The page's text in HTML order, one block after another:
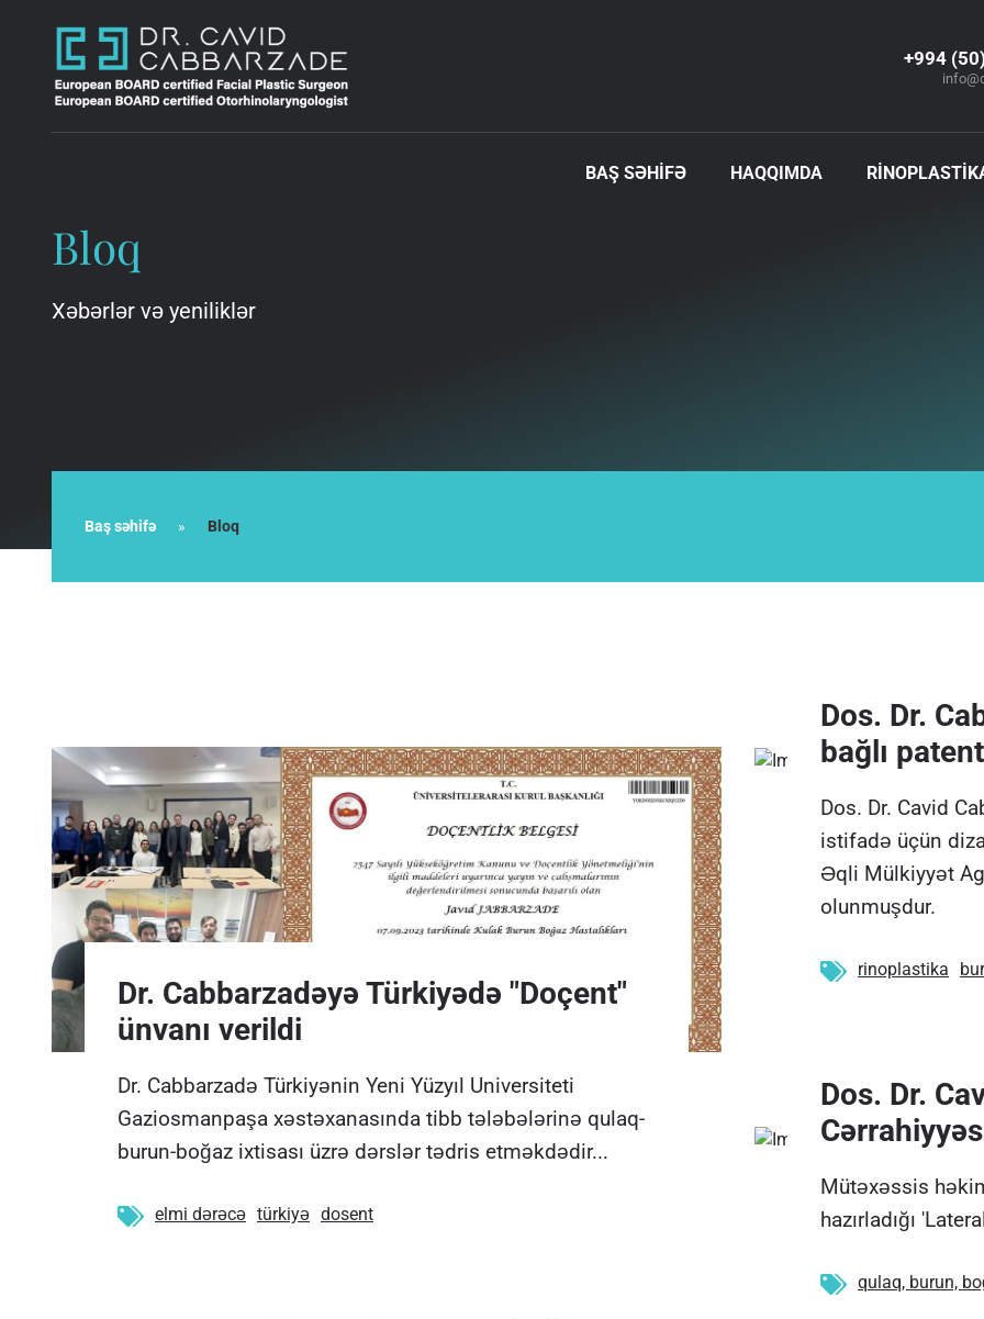
+994
BAŞ SƏHİFƏ HAQQIMDA
Bloq
Xəbərlər və yeniliklər
Baş səhifə Bloq
Dr. Cabbarzadəyə Türkiyədə "Doçent"
ünvanı verildi
Dr. Cabbarzadə Türkiyənin Yeni Yüzyıl Universiteti
Gaziosmanpaşa xəstəxanasında tibb tələbələrinə qulaq-
burun-boğaz ixtisası üzrə dərslər tədris etməkdədir...
elmi dərəcə türkiyə dosent
Dos. Dr.
bağlı
Dos. Dr. Cavid
istifadə üçün
Əqli Mülkiyyət
olunmuşdur.
rinoplastika
Dos. Dr.
Mütəxəssis
hazırladığı
qulaq, burun,